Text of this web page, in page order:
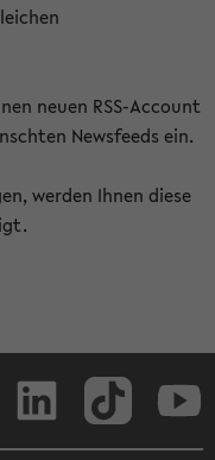
neuen RSS-Account
Newsfeeds ein.
werden Ihnen diese